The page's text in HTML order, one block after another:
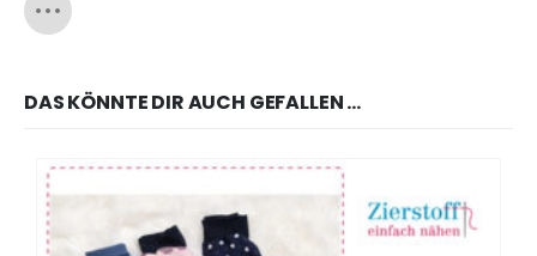
DAS KÖNNTE DIR AUCH GEFALLEN …